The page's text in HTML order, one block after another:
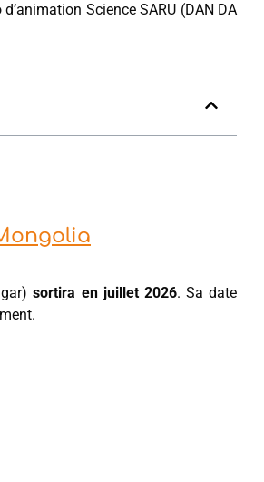
Science SARU (DAN DA
sortira en juillet 2026. Sa date